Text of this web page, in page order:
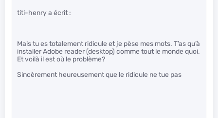
titi-henry a écrit :
Mais tu es totalement ridicule et je pèse mes mots. T’as qu’à
installer Adobe reader (desktop) comme tout le monde quoi.
Et voilà il est où le problème?
Sincèrement heureusement que le ridicule ne tue pas